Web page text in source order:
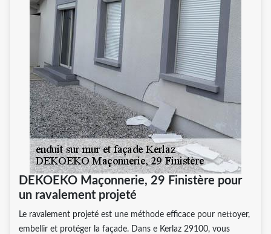
DEKOEKO Maçonnerie, 29 Finistère pour
un ravalement projeté
Le ravalement projeté est une méthode efficace pour nettoyer,
embellir et protéger la façade. Dans e Kerlaz 29100, vous